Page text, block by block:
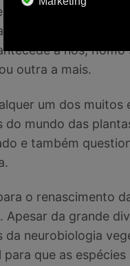
árvores ou
as formas de função
a nós,
outra a mais.
um dos
mundo das
e também
o renascimento
da grande
neurobiologia
que as